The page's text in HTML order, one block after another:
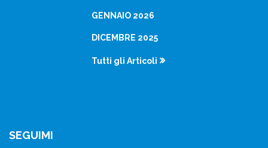
GENNAIO 2026
DICEMBRE 2025
Tutti gli Articoli
SEGUIMI